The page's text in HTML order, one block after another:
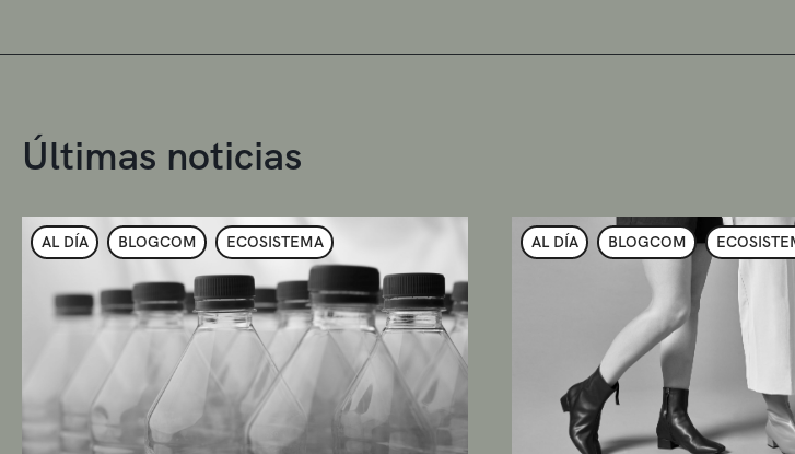
Últimas noticias
AL DÍA BLOGCOM ECOSISTEMA AL DÍA BLOGCOM